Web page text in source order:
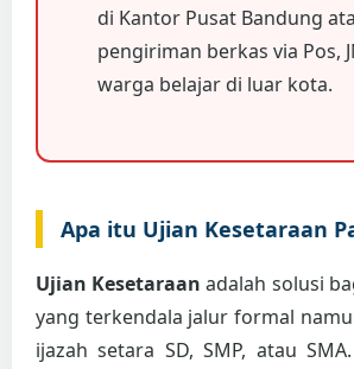
di Kantor Pusat Bandung
pengiriman berkas via Pos,
warga belajar di luar kota.
Apa itu Ujian Kesetaraan
Ujian Kesetaraan adalah solusi
yang terkendala jalur formal
ijazah setara SD, SMP, atau